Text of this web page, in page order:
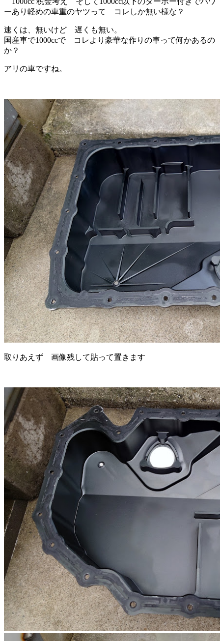
ーあり軽めの車重のヤツって コレしか無い様な？
速くは、無いけど 遅くも無い。
国産車で1000ccで コレより豪華な作りの車って何かあるの
か？
アリの車ですね。
取りあえず 画像残して貼って置きます